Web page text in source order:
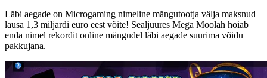
Läbi aegade on Microgaming nimeline mängutootja välja maksnud
lausa 1,3 miljardi euro eest võite! Sealjuures Mega Moolah hoiab
enda nimel rekordit online mängudel läbi aegade suurima võidu
pakkujana.